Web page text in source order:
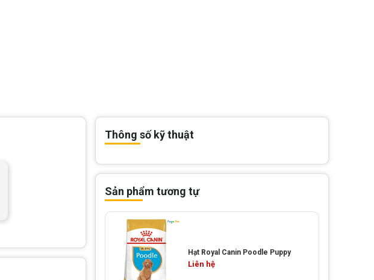
Thông số kỹ thuật
Sản phẩm tương tự
Hạt Royal Canin Poodle Puppy
Liên hệ